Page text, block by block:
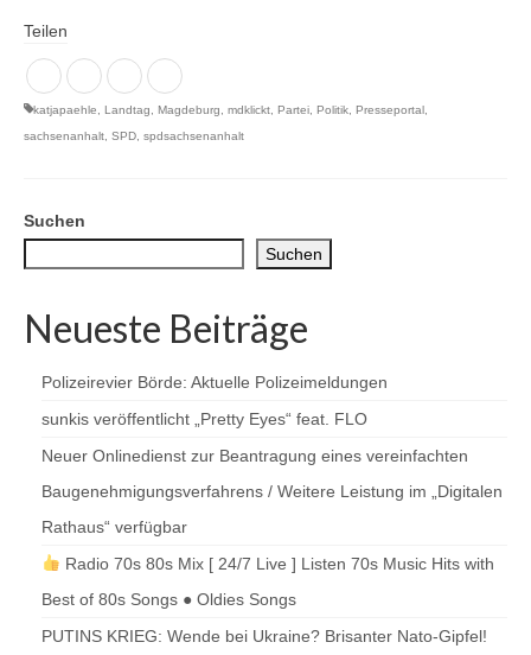
Teilen
katjapaehle Landtag Magdeburg mdklickt Partei Politik Presseportal
sachsenanhalt SPD spdsachsenanhalt
Suchen
Suchen
Neueste Beiträge
Polizeirevier Börde: Aktuelle Polizeimeldungen
sunkis veröffentlicht „Pretty Eyes“ feat. FLO
Neuer Onlinedienst zur Beantragung eines vereinfachten
Baugenehmigungsverfahrens / Weitere Leistung im „Digitalen
Rathaus“ verfügbar
Radio 70s 80s Mix [ 24/7 Live ] Listen 70s Music Hits with
Best of 80s Songs ● Oldies Songs
PUTINS KRIEG: Wende bei Ukraine? Brisanter Nato-Gipfel!